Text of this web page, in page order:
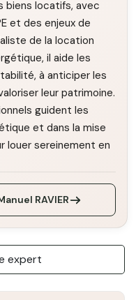
biens locatifs, avec
et des enjeux de
de la location
il aide les
à anticiper les
leur patrimoine.
guident les
et dans la mise
louer sereinement en
RAVIER
expert